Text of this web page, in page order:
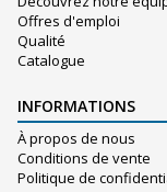
Offres d'emploi
Qualité
Catalogue
INFORMATIONS
À propos de nous
Conditions de vente
Politique de